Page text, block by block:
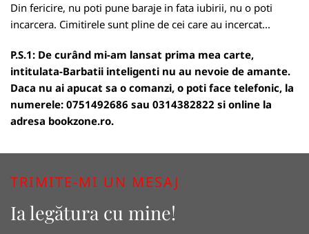
Din fericire, nu poti pune baraje in fata iubirii, nu o poti
incarcera. Cimitirele sunt pline de cei care au incercat...
P.S.1: De curând mi-am lansat prima mea carte,
intitulata-Barbatii inteligenti nu au nevoie de amante.
Daca nu ai apucat sa o comanzi, o poti face telefonic, la
numerele: 0751492686 sau 0314382822 si online la
adresa bookzone.ro.
TRIMITE-MI UN MESAJ
Ia legătura cu mine!